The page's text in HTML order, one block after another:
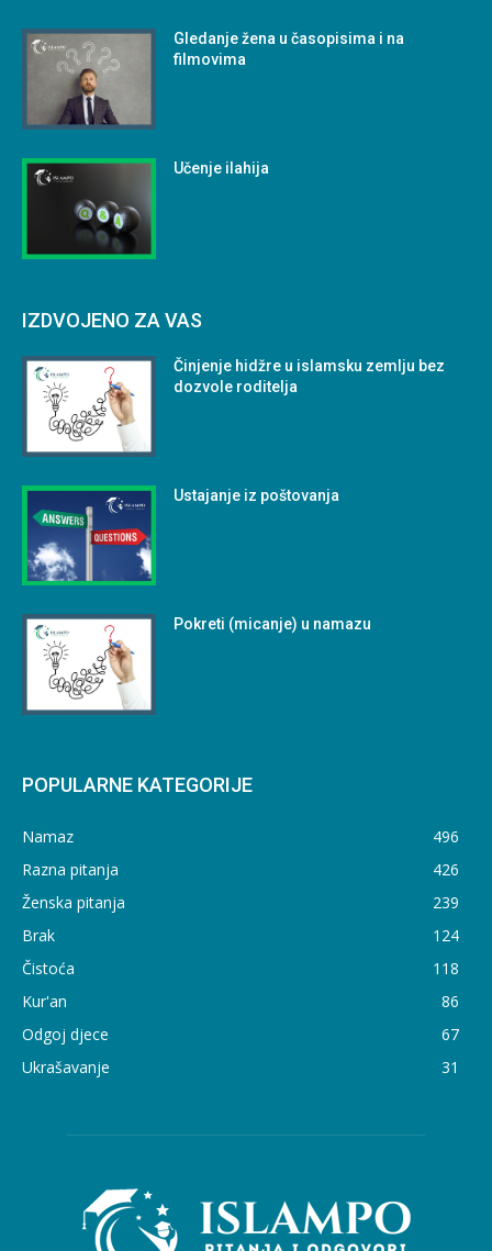
Gledanje žena u časopisima i na
filmovima
Učenje ilahija
IZDVOJENO ZA VAS
Činjenje hidžre u islamsku zemlju bez
dozvole roditelja
Ustajanje iz poštovanja
Pokreti (micanje) u namazu
POPULARNE KATEGORIJE
Namaz
496
Razna pitanja
426
Ženska pitanja
239
Brak
124
Čistoća
118
Kur'an
86
Odgoj djece
67
Ukrašavanje
31